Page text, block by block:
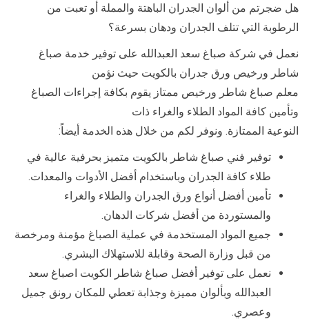
هل ضجرتم من ألوان الجدران الباهتة والمملة أو تعبت من
الرطوبة التي تتلف الجدران ودهان بسرعة؟
نعمل في شركة صباغ سعد العبدالله على توفير خدمة صباغ
شاطر ورخيص ورق جدران بالكويت حيث نؤمن
معلم صباغ شاطر ورخيص ممتاز يقوم بكافة إجراءات الصباغ
وتأمين كافة المواد الطلاء والغراء ذات
النوعية الممتازة. ونوفر لكم من خلال هذه الخدمة أيضاً:
توفير فني صباغ شاطر بالكويت متميز بحرفية عالية في
طلاء كافة الجدران وباستخدام أفضل الأدوات والمعدات.
تأمين أفضل أنواع ورق الجدران والطلاء والغراء
والمستوردة من أفضل شركات الدهان.
جميع المواد المستخدمة في عملية الصباغ مؤمنة ومرخصة
من قبل وزارة الصحة وقابلة للاستهلاك البشري.
نعمل على توفير أفضل صباغ شاطر الكويت اصباغ سعد
العبدالله وبألوان مميزة وجذابة تعطي للمكان رونق جميل
وعصري.